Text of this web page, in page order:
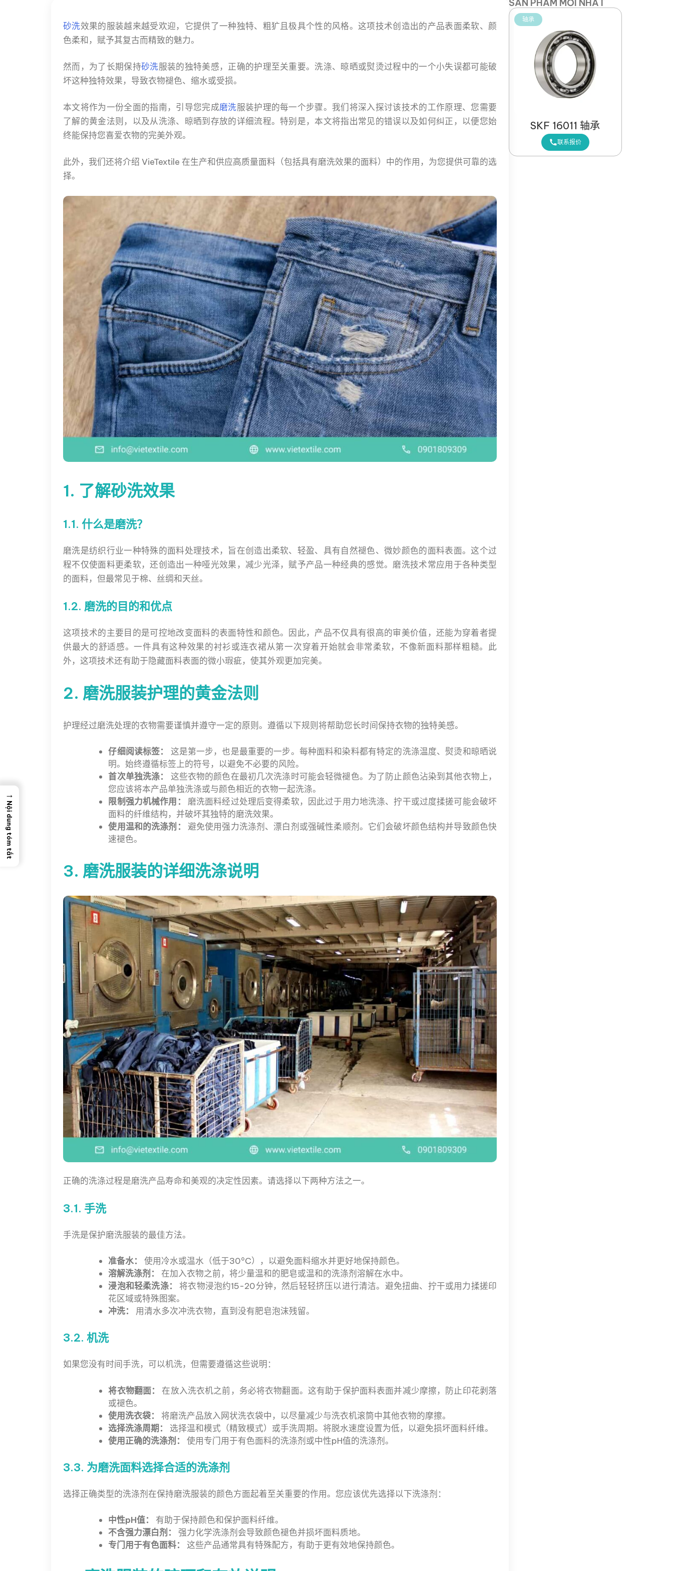
砂洗效果的服装越来越受欢迎，它提供了一种独特、粗犷且极具个性的风格。这项技术创造出的产品表面柔软、颜
色柔和，赋予其复古而精致的魅力。
然而，为了长期保持砂洗服装的独特美感，正确的护理至关重要。洗涤、晾晒或熨烫过程中的一个小失误都可能破
坏这种独特效果，导致衣物褪色、缩水或受损。
本文将作为一份全面的指南，引导您完成磨洗服装护理的每一个步骤。我们将深入探讨该技术的工作原理、您需要
了解的黄金法则，以及从洗涤、晾晒到存放的详细流程。特别是，本文将指出常见的错误以及如何纠正，以便您始
终能保持您喜爱衣物的完美外观。
此外，我们还将介绍 VieTextile 在生产和供应高质量面料（包括具有磨洗效果的面料）中的作用，为您提供可靠的选
择。
1. 了解砂洗效果
1.1. 什么是磨洗？
磨洗是纺织行业一种特殊的面料处理技术，旨在创造出柔软、轻盈、具有自然褪色、微妙颜色的面料表面。这个过
程不仅使面料更柔软，还创造出一种哑光效果，减少光泽，赋予产品一种经典的感觉。磨洗技术常应用于各种类型
的面料，但最常见于棉、丝绸和天丝。
1.2. 磨洗的目的和优点
这项技术的主要目的是可控地改变面料的表面特性和颜色。因此，产品不仅具有很高的审美价值，还能为穿着者提
供最大的舒适感。一件具有这种效果的衬衫或连衣裙从第一次穿着开始就会非常柔软，不像新面料那样粗糙。此
外，这项技术还有助于隐藏面料表面的微小瑕疵，使其外观更加完美。
2. 磨洗服装护理的黄金法则
护理经过磨洗处理的衣物需要谨慎并遵守一定的原则。遵循以下规则将帮助您长时间保持衣物的独特美感。
仔细阅读标签：
这是第一步，也是最重要的一步。每种面料和染料都有特定的洗涤温度、熨烫和晾晒说
明。始终遵循标签上的符号，以避免不必要的风险。
首次单独洗涤：
这些衣物的颜色在最初几次洗涤时可能会轻微褪色。为了防止颜色沾染到其他衣物上，
您应该将本产品单独洗涤或与颜色相近的衣物一起洗涤。
限制强力机械作用：
磨洗面料经过处理后变得柔软，因此过于用力地洗涤、拧干或过度揉搓可能会破坏
面料的纤维结构，并破坏其独特的磨洗效果。
使用温和的洗涤剂：
避免使用强力洗涤剂、漂白剂或强碱性柔顺剂。它们会破坏颜色结构并导致颜色快
速褪色。
3. 磨洗服装的详细洗涤说明
正确的洗涤过程是磨洗产品寿命和美观的决定性因素。请选择以下两种方法之一。
3.1. 手洗
手洗是保护磨洗服装的最佳方法。
准备水：
使用冷水或温水（低于30°C），以避免面料缩水并更好地保持颜色。
溶解洗涤剂：
在加入衣物之前，将少量温和的肥皂或温和的洗涤剂溶解在水中。
浸泡和轻柔洗涤：
将衣物浸泡约15-20分钟，然后轻轻挤压以进行清洁。避免扭曲、拧干或用力揉搓印
花区域或特殊图案。
冲洗：
用清水多次冲洗衣物，直到没有肥皂泡沫残留。
3.2. 机洗
如果您没有时间手洗，可以机洗，但需要遵循这些说明：
将衣物翻面：
在放入洗衣机之前，务必将衣物翻面。这有助于保护面料表面并减少摩擦，防止印花剥落
或褪色。
使用洗衣袋：
将磨洗产品放入网状洗衣袋中，以尽量减少与洗衣机滚筒中其他衣物的摩擦。
选择洗涤周期：
选择温和模式（精致模式）或手洗周期。将脱水速度设置为低，以避免损坏面料纤维。
使用正确的洗涤剂：
使用专门用于有色面料的洗涤剂或中性pH值的洗涤剂。
3.3. 为磨洗面料选择合适的洗涤剂
选择正确类型的洗涤剂在保持磨洗服装的颜色方面起着至关重要的作用。您应该优先选择以下洗涤剂：
中性pH值：
有助于保持颜色和保护面料纤维。
不含强力漂白剂：
强力化学洗涤剂会导致颜色褪色并损坏面料质地。
专门用于有色面料：
这些产品通常具有特殊配方，有助于更有效地保持颜色。
SẢN PHẨM MỚI NHẤT
轴承
SKF 16011 轴承
联系报价
→
Nội dung tóm tắt